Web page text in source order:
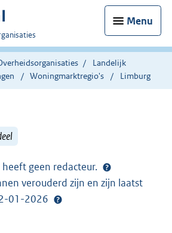
Menu
Landelijk
Woningmarktregio's Limburg
geen redacteur.
verouderd zijn en zijn laatst
01-2026